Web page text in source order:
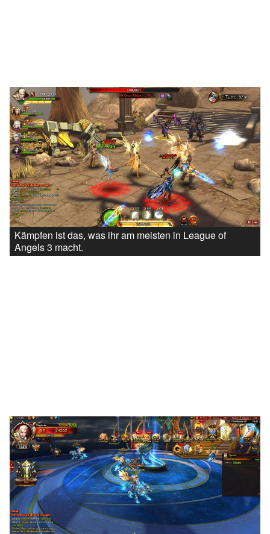
Kämpfen ist das, was ihr am meisten in League of
Angels 3 macht.